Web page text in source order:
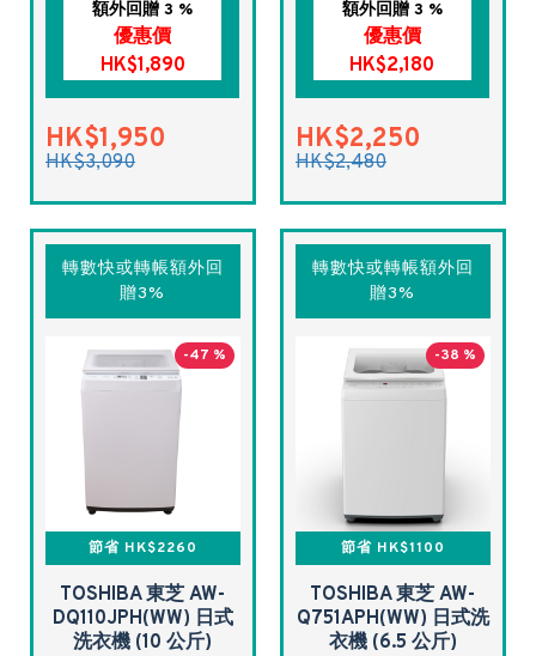
額外回贈 3 %
優惠價
HK$1,890
HK$1,950
HK$3,090
額外回贈 3 %
優惠價
HK$2,180
HK$2,250
HK$2,480
轉數快或轉帳額外回
贈3%
-47 %
節省 HK$2260
TOSHIBA 東芝 AW-
DQ110JPH(WW) 日式
洗衣機 (10 公斤)
轉數快或轉帳額外回
贈3%
-38 %
節省 HK$1100
TOSHIBA 東芝 AW-
Q751APH(WW) 日式洗
衣機 (6.5 公斤)